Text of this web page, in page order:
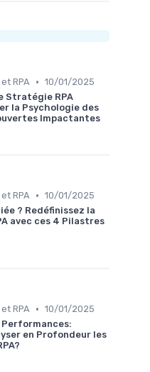
RPA • 10/01/2025
Stratégie RPA
la Psychologie des
Impactantes
RPA • 10/01/2025
? Redéfinissez la
avec ces 4 Pilastres
RPA • 10/01/2025
en Profondeur les